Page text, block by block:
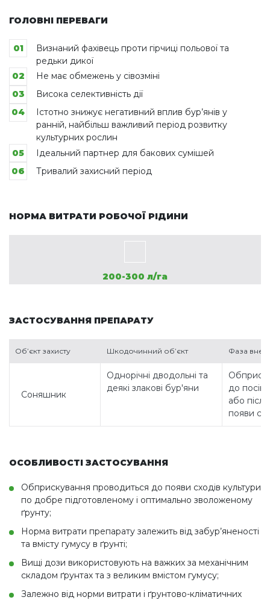
ГОЛОВНІ ПЕРЕВАГИ
01
Визнаний фахівець проти гірчиці польової та
редьки дикої
02
Не має обмежень у сівозміні
03
Висока селективність дії
04
Істотно знижує негативний вплив бур’янів у
ранній, найбільш важливий період розвитку
культурних рослин
05
Ідеальний партнер для бакових сумішей
06
Тривалий захисний період
НОРМА ВИТРАТИ РОБОЧОЇ РІДИНИ
200-300 л/га
ЗАСТОСУВАННЯ ПРЕПАРАТУ
Об’єкт захисту Шкодочинний об’єкт Фаза
Соняшник
Однорічні дводольні та
деякі злакові бур'яни
до
або
появи
ОСОБЛИВОСТІ ЗАСТОСУВАННЯ
Обприскування проводиться до появи сходів культури
по добре підготовленому і оптимально зволоженому
ґрунту;
Норма витрати препарату залежить від забур’яненості
та вмісту гумусу в ґрунті;
Вищі дози використовують на важких за механічним
складом ґрунтах та з великим вмістом гумусу;
Залежно від норми витрати і ґрунтово-кліматичних